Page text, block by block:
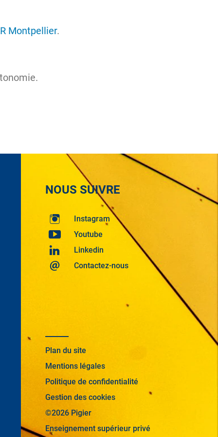
Montpellier.
NOUS SUIVRE
Instagram
Youtube
Linkedin
Contactez-nous
Plan du site
Mentions légales
Politique de confidentialité
Gestion des cookies
©2026 Pigier
Enseignement supérieur privé